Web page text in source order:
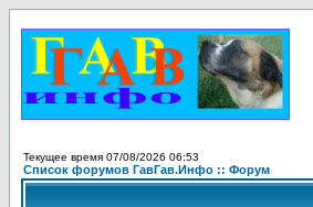
Текущее время 07/08/2026 06:53
Список форумов ГавГав.Инфо :: Форум